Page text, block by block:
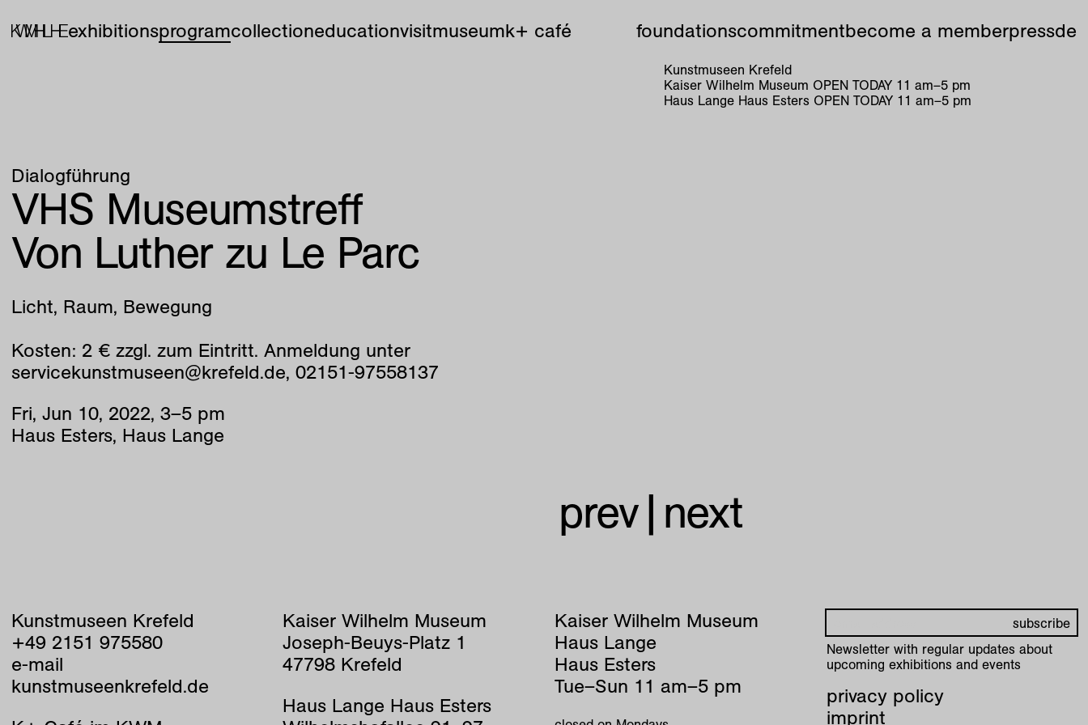
exhibitionsprogramcollectioneducationvisitmuseumk+ café foundationscommitmentbecome a memberpressde
Kunstmuseen Krefeld
Kaiser Wilhelm Museum OPEN TODAY 11 am–5 pm
Haus Lange Haus Esters OPEN TODAY 11 am–5 pm
Dialogführung
VHS Museumstreff
Von Luther zu Le Parc
Licht, Raum, Bewegung
Kosten: 2 € zzgl. zum Eintritt. Anmeldung unter
servicekunstmuseen@krefeld.de, 02151-97558137
Fri, Jun 10, 2022, 3–5 pm
Haus Esters, Haus Lange
prev| next
Kunstmuseen Krefeld
+49 2151 975580
e-mail
kunstmuseenkrefeld.de
Kaiser Wilhelm Museum
Joseph-Beuys-Platz 1
47798 Krefeld
Haus Lange Haus Esters
Kaiser Wilhelm Museum
Haus Lange
Haus Esters
Tue–Sun 11 am–5 pm
Newsletter with regular updates about
upcoming exhibitions and events
privacy policy
imprint